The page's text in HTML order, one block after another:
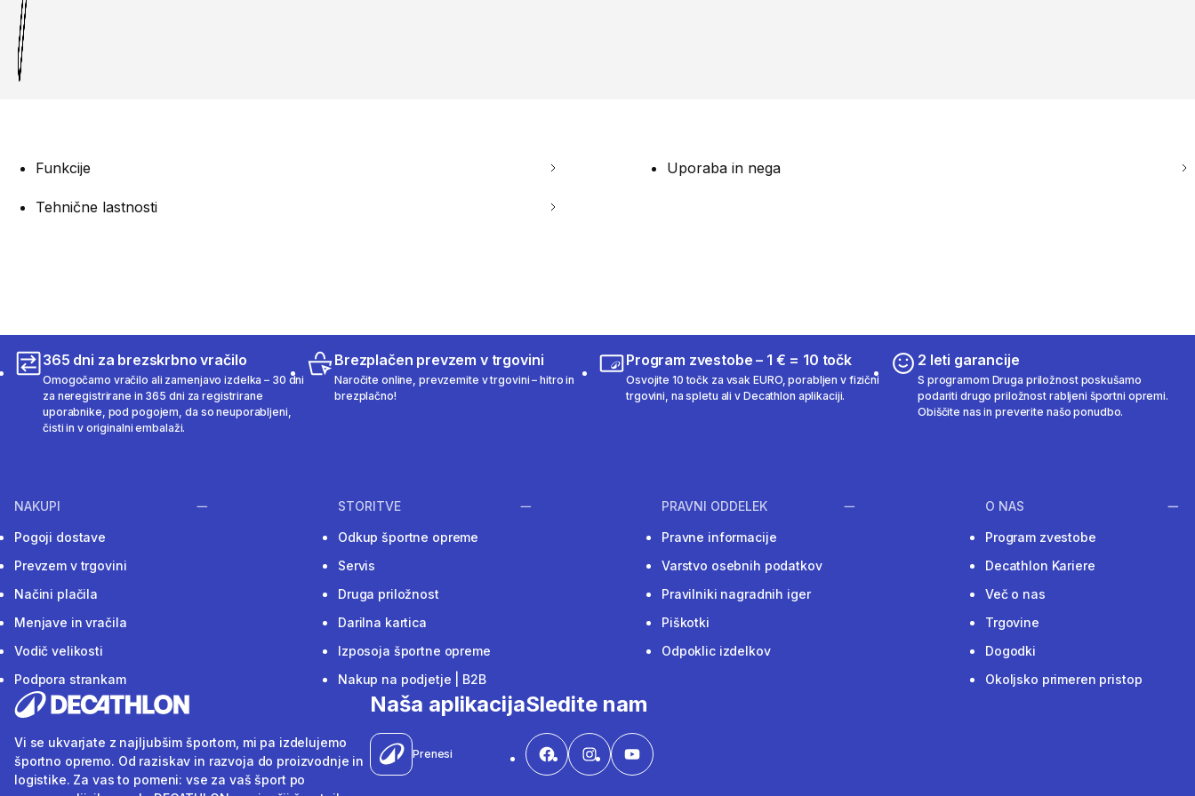
Funkcije Uporaba in nega
Tehnične lastnosti
365 dni za brezskrbno vračilo
Omogočamo vračilo ali zamenjavo izdelka – 30 dni
za neregistrirane in 365 dni za registrirane
uporabnike, pod pogojem, da so neuporabljeni,
čisti in v originalni embalaži.
Brezplačen prevzem v trgovini
Naročite online, prevzemite v trgovini – hitro in
brezplačno!
Program zvestobe – 1 € = 10 točk
Osvojite 10 točk za vsak EURO, porabljen v fizični
trgovini, na spletu ali v Decathlon aplikaciji.
2 leti garancije
S programom Druga priložnost poskušamo
podariti drugo priložnost rabljeni športni opremi.
Obiščite nas in preverite našo ponudbo.
NAKUPI
Pogoji dostave
Prevzem v trgovini
Načini plačila
Menjave in vračila
Vodič velikosti
Podpora strankam
STORITVE
Odkup športne opreme
Servis
Druga priložnost
Darilna kartica
Izposoja športne opreme
Nakup na podjetje | B2B
PRAVNI ODDELEK
Pravne informacije
Varstvo osebnih podatkov
Pravilniki nagradnih iger
Piškotki
Odpoklic izdelkov
O NAS
Program zvestobe
Decathlon Kariere
Več o nas
Trgovine
Dogodki
Okoljsko primeren pristop
Vi se ukvarjate z najljubšim športom, mi pa izdelujemo
športno opremo. Od raziskav in razvoja do proizvodnje in
logistike. Za vas to pomeni: vse za vaš šport po
Naša aplikacija
Prenesi
Sledite nam